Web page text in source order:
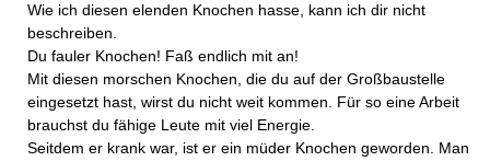
Wie ich diesen elenden Knochen hasse, kann ich dir nicht
beschreiben.
Du fauler Knochen! Faß endlich mit an!
Mit diesen morschen Knochen, die du auf der Großbaustelle
eingesetzt hast, wirst du nicht weit kommen. Für so eine Arbeit
brauchst du fähige Leute mit viel Energie.
Seitdem er krank war, ist er ein müder Knochen geworden. Man